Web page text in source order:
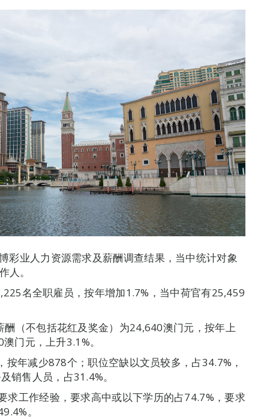
彩业人力资源需求及薪酬调查结果，当中统计对象
人。
名全职雇员，按年增加1.7%，当中荷官有25,459
（不包括花红及奖金）为24,640澳门元，按年上
门元，上升3.1%。
年减少878个；职位空缺以文员较多，占34.7%，
销售人员，占31.4%。
求工作经验，要求高中或以下学历的占74.7%，要求
。